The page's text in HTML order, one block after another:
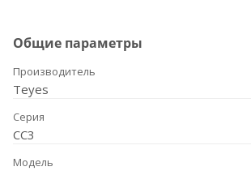
Общие параметры
Производитель
Teyes
Серия
CC3
Модель